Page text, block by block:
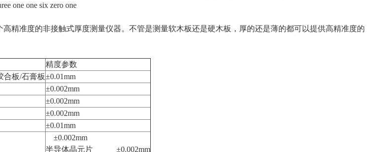
one one six zero one
高精准度的非接触式厚度测量仪器。不管是测量软木板还是硬木板，厚的还是薄的都可以提供高精准度的
精度参数
合板/石膏板±0.01mm
±0.002mm
±0.002mm
±0.002mm
±0.01mm
±0.002mm
半导体晶元片 ±0.002mm